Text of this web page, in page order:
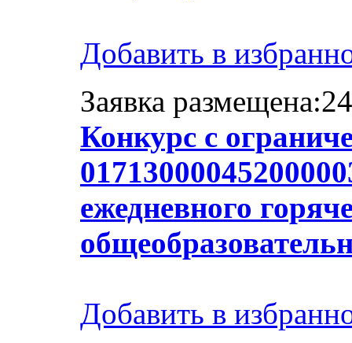
Добавить в
Заявка
Конкурс с
ежедневного
Добавить в